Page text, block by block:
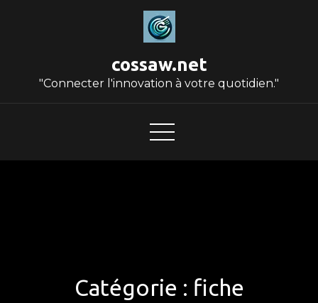
cossaw.net
"Connecter l'innovation à votre quotidien."
Catégorie : fiche